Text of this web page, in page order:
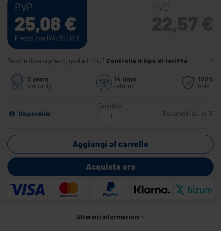
PVP
25,08 €
Prezzo con IVA: 25,08 €
Perché diversi prezzi, qual è il mio? Controlla il tipo di tariffa
2 years
warranty
14 days
returns
100%
safe
Disponibile
Quantità
Disponibili più di 10
Aggiungi al carrello
Acquista ora
Ulteriori informazioni